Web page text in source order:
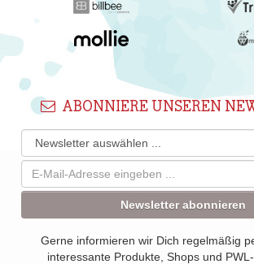
ABONNIERE UNSEREN
Newsletter abonnieren
Gerne informieren wir Dich regelmäßig
interessante Produkte, Shops und